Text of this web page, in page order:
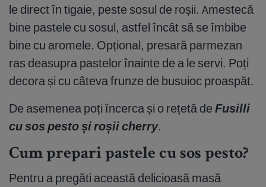
le direct în tigaie, peste sosul de roșii. Amestecă
bine pastele cu sosul, astfel încât să se îmbibe
bine cu aromele. Opțional, presară parmezan
ras deasupra pastelor înainte de a le servi. Poți
decora și cu câteva frunze de busuioc proaspăt.
De asemenea poți încerca și o rețetă de Fusilli
cu sos pesto și roșii cherry.
Cum prepari pastele cu sos pesto?
Pentru a pregăti această delicioasă masă